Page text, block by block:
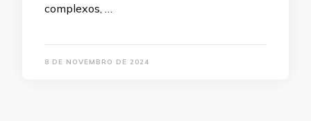
complexos, …
8 DE NOVEMBRO DE 2024